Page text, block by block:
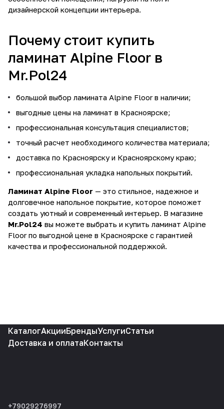
дизайнерской концепции интерьера.
Почему стоит купить
ламинат Alpine Floor в
Mr.Pol24
большой выбор ламината Alpine Floor в наличии;
выгодные цены на ламинат в Красноярске;
профессиональная консультация специалистов;
точный расчет необходимого количества материала;
доставка по Красноярску и Красноярскому краю;
профессиональная укладка напольных покрытий.
Ламинат Alpine Floor — это стильное, надежное и
долговечное напольное покрытие, которое поможет
создать уютный и современный интерьер. В магазине
Mr.Pol24 вы можете выбрать и купить ламинат Alpine
Floor по выгодной цене в Красноярске с гарантией
качества и профессиональной поддержкой.
КаталогАкцииБрендыУслугиСтатьи
Доставка и оплатаКонтакты
+79029276997